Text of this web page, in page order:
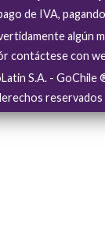
de IVA,
algún
contáctese con
S.A. - GoChile
reservados